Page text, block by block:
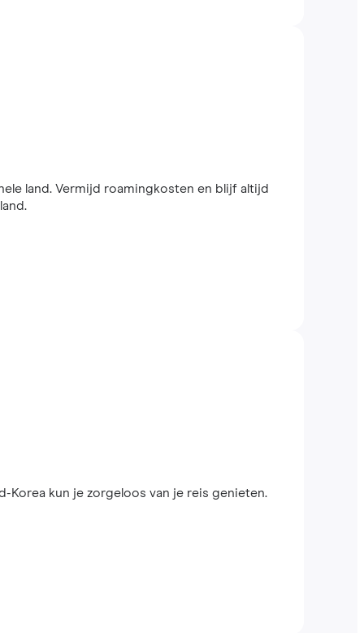
land. Vermijd roamingkosten en blijf altijd
kun je zorgeloos van je reis genieten.